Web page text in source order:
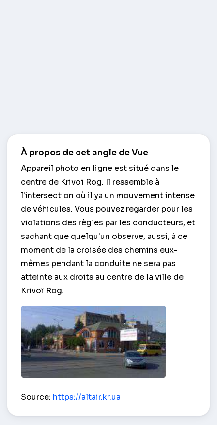
À propos de cet angle de Vue
Appareil photo en ligne est situé dans le
centre de Krivoï Rog. Il ressemble à
l'intersection où il ya un mouvement intense
de véhicules. Vous pouvez regarder pour les
violations des règles par les conducteurs, et
sachant que quelqu'un observe, aussi, à ce
moment de la croisée des chemins eux-
mêmes pendant la conduite ne sera pas
atteinte aux droits au centre de la ville de
Krivoï Rog.
Source: https://altair.kr.ua